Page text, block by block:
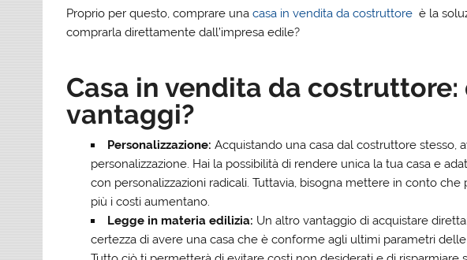
Proprio per questo, comprare unacasa in vendita da costruttore è la
comprarla direttamente dall’impresa edile?
Casa in vendita da
vantaggi?
Personalizzazione: Acquistando una casa dal costruttore stesso,
personalizzazione. Hai la possibilità di rendere unica la tua casa e
con personalizzazioni radicali. Tuttavia, bisogna mettere in conto
più i costi aumentano.
Legge in materia edilizia: Un altro vantaggio di acquistare
certezza di avere una casa che è conforme agli ultimi parametri